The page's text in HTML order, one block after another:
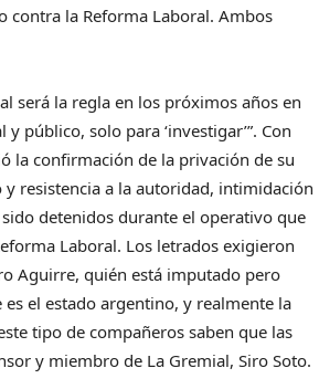
contra la Reforma Laboral. Ambos
será la regla en los próximos años en
público, solo para ‘investigar’”. Con
la confirmación de la privación de su
resistencia a la autoridad, intimidación
detenidos durante el operativo que
Laboral. Los letrados exigieron
Aguirre, quién está imputado pero
es el estado argentino, y realmente la
tipo de compañeros saben que las
y miembro de La Gremial, Siro Soto.